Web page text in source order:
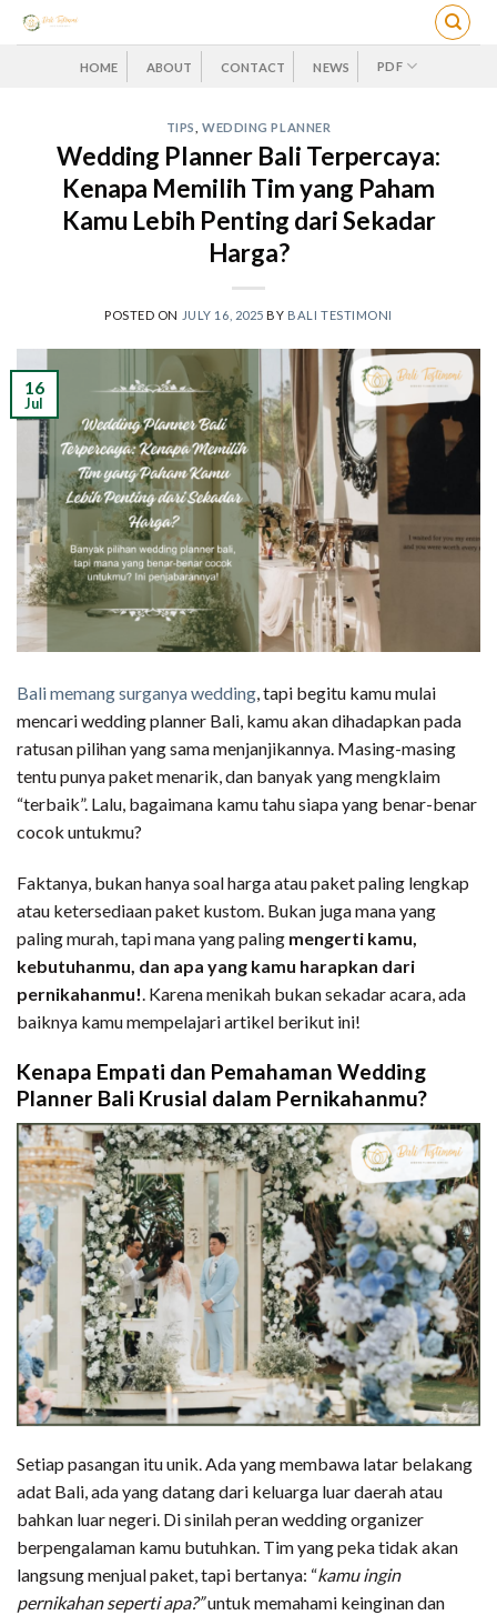
Skip
HOME ABOUT CONTACT NEWS PDF
TIPS WEDDING PLANNER
Wedding Planner Bali Terpercaya:
Kenapa Memilih Tim yang Paham
Kamu Lebih Penting dari Sekadar
Harga?
POSTED ON JULY 16, 2025 BY BALI TESTIMONI
16
Jul
Bali memang surganya wedding, tapi begitu kamu mulai
mencari wedding planner Bali, kamu akan dihadapkan pada
ratusan pilihan yang sama menjanjikannya. Masing-masing
tentu punya paket menarik, dan banyak yang mengklaim
“terbaik”. Lalu, bagaimana kamu tahu siapa yang benar-benar
cocok untukmu?
Faktanya, bukan hanya soal harga atau paket paling lengkap
atau ketersediaan paket kustom. Bukan juga mana yang
paling murah, tapi mana yang paling mengerti kamu,
kebutuhanmu, dan apa yang kamu harapkan dari
pernikahanmu!. Karena menikah bukan sekadar acara, ada
baiknya kamu mempelajari artikel berikut ini!
Kenapa Empati dan Pemahaman Wedding
Planner Bali Krusial dalam Pernikahanmu?
Setiap pasangan itu unik. Ada yang membawa latar belakang
adat Bali, ada yang datang dari keluarga luar daerah atau
bahkan luar negeri. Di sinilah peran wedding organizer
berpengalaman kamu butuhkan. Tim yang peka tidak akan
langsung menjual paket, tapi bertanya: “kamu ingin
pernikahan seperti apa?”untuk memahami keinginan dan